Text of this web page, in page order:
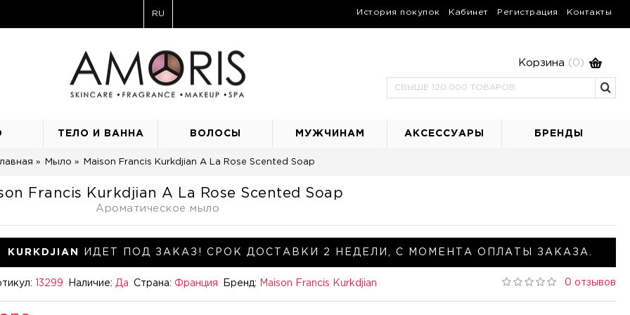
RU История покупок Кабинет Регистрация Контакты
Корзина (0)
ТЕЛО И ВАННА ВОЛОСЫ МУЖЧИНАМ АКСЕССУАРЫ БРЕНДЫ
Мыло Maison Francis Kurkdjian A La Rose Scented Soap
Francis Kurkdjian A La Rose Scented Soap
Ароматическое мыло
KURKDJIAN ИДЕТ ПОД ЗАКАЗ! СРОК ДОСТАВКИ 2 НЕДЕЛИ, С МОМЕНТА ОПЛАТЫ ЗАКАЗА.
13299 Наличие: Да Страна:Франция Бренд: Maison Francis Kurkdjian 0 отзывов